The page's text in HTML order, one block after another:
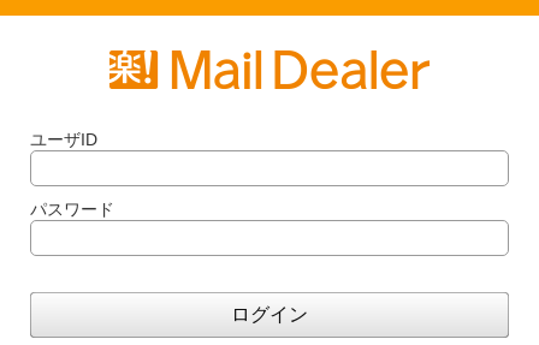
ユーザID
パスワード
ログイン